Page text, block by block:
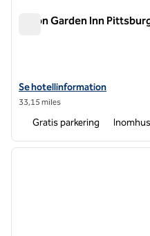
Hilton Garden Inn
Visa hotelluppgifter för Hilton
Se hotellinformation
33,15 miles
Gratis parkering
1 av 12